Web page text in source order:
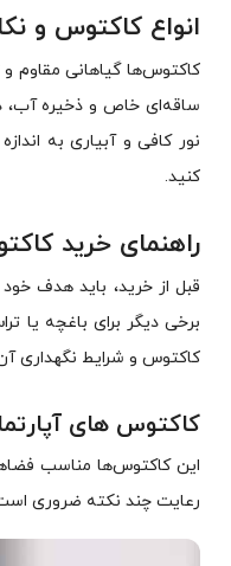
انواع کاکتوس و
کاکتوس‌ها گیاهانی مقاوم و
ساقه‌ای خاص و ذخیره آب،
نور کافی و آبیاری به
کنید.
راهنمای خرید
قبل از خرید، باید هدف
برخی دیگر برای باغچه یا
کاکتوس و شرایط نگهداری
کاکتوس‌ های
این کاکتوس‌ها مناسب
رعایت چند نکته ضروری